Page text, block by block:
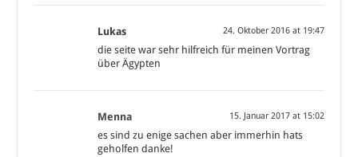
Lukas 24. Oktober 2016 at 19:47
die seite war sehr hilfreich für meinen Vortrag
über Ägypten
Menna 15. Januar 2017 at 15:02
es sind zu enige sachen aber immerhin hats
geholfen danke!